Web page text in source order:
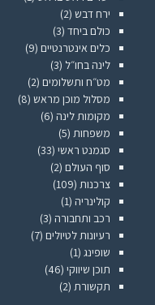
ירח דבש (2)
כולם ביחד (3)
כלים אינטרנטיים (9)
לינה בחו״ל (3)
מט״ח ותשלומים (2)
מסלול מוכן מראש (8)
מקומות לינה (6)
משפחות (5)
סגמנט ראשי (33)
סוף העולם (2)
צרכנות (109)
קולינריה (1)
רכב ותחבורה (3)
רעיונות לטיולים (7)
שופינג (1)
תוכן שיווקי (46)
תקשורת (2)